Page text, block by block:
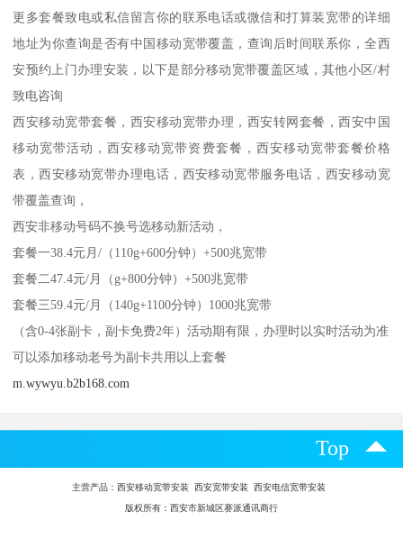
更多套餐致电或私信留言你的联系电话或微信和打算装宽带的详细
地址为你查询是否有中国移动宽带覆盖，查询后时间联系你，全西
安预约上门办理安装，以下是部分移动宽带覆盖区域，其他小区/村
致电咨询
西安移动宽带套餐，西安移动宽带办理，西安转网套餐，西安中国
移动宽带活动，西安移动宽带资费套餐，西安移动宽带套餐价格
表，西安移动宽带办理电话，西安移动宽带服务电话，西安移动宽
带覆盖查询，
西安非移动号码不换号选移动新活动，
套餐一38.4元月/（110g+600分钟）+500兆宽带
套餐二47.4元/月（g+800分钟）+500兆宽带
套餐三59.4元/月（140g+1100分钟）1000兆宽带
（含0-4张副卡，副卡免费2年）活动期有限，办理时以实时活动为准
可以添加移动老号为副卡共用以上套餐
m.wywyu.b2b168.com
Top
主营产品： 西安移动宽带安装 西安宽带安装 西安电信宽带安装
版权所有：西安市新城区赛派通讯商行